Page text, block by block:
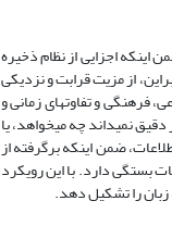
اینکه اجزایی از نظام ذخیره
از مزیت قرابت و نزدیکی
فرهنگی و تفاوتهای زمانی و
نمی­داند چه می­خواهد، یا
ضمن اینکه برگرفته از
بستگی دارد. با این رویکرد
را تشکیل ­دهد.